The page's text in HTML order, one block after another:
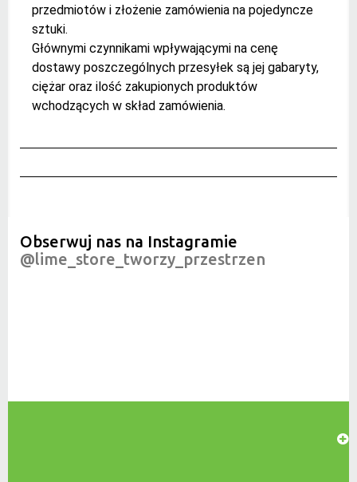
przedmiotów i złożenie zamówienia na pojedyncze
sztuki.
Głównymi czynnikami wpływającymi na cenę
dostawy poszczególnych przesyłek są jej gabaryty,
ciężar oraz ilość zakupionych produktów
wchodzących w skład zamówienia.
Obserwuj nas na Instagramie
@lime_store_tworzy_przestrzen